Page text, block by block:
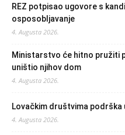
REZ potpisao ugovore s
osposobljavanje
4. Augusta 2026.
Ministarstvo će hitno pružiti
uništio njihov dom
4. Augusta 2026.
Lovačkim društvima podrška
4. Augusta 2026.